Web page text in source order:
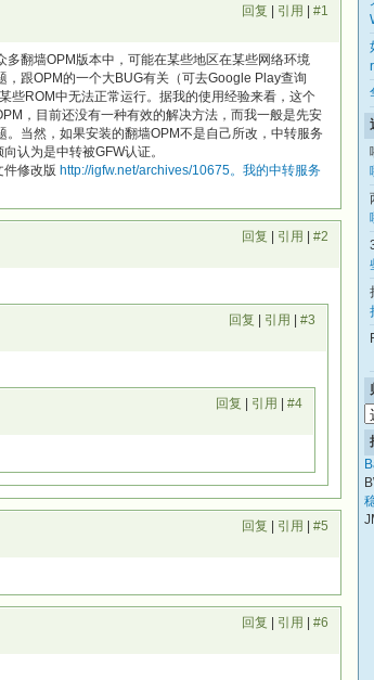
回复 引用 #1
翻墙OPM版本中，可能在某些地区在某些网络环境
跟OPM的一个大BUG有关（可去Google Play查询
些ROM中无法正常运行。据我的使用经验来看，这个
，目前还没有一种有效的解决方法，而我一般是先安
当然，如果安装的翻墙OPM不是自己所改，中转服务
认为是中转被GFW认证。
件修改版 http://igfw.net/archives/10675。我的中转服务
回复 引用 #2
回复 引用 #3
回复 引用 #4
回复 引用 #5
回复 引用 #6